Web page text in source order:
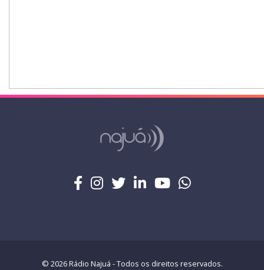
© 2026 Rádio Najuá - Todos os direitos reservados.